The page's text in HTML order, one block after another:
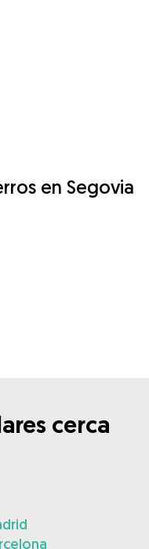
en Segovia
cerca